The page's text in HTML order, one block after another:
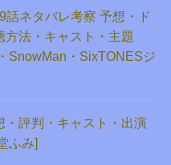
話ネタバレ考察 予想・ド
法・キャスト・主題
SnowMan・SixTONESジ
・評判・キャスト・出演
ふみ]